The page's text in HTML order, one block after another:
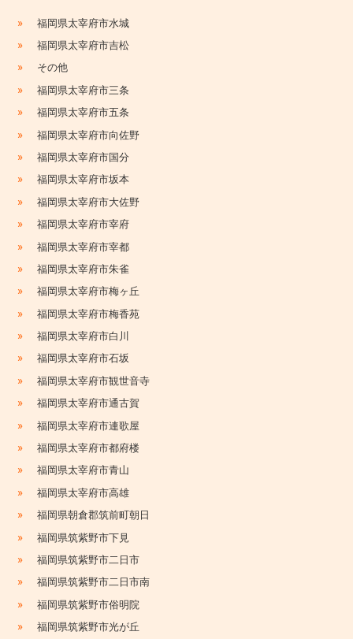
» 福岡県太宰府市水城
» 福岡県太宰府市吉松
» その他
» 福岡県太宰府市三条
» 福岡県太宰府市五条
» 福岡県太宰府市向佐野
» 福岡県太宰府市国分
» 福岡県太宰府市坂本
» 福岡県太宰府市大佐野
» 福岡県太宰府市宰府
» 福岡県太宰府市宰都
» 福岡県太宰府市朱雀
» 福岡県太宰府市梅ヶ丘
» 福岡県太宰府市梅香苑
» 福岡県太宰府市白川
» 福岡県太宰府市石坂
» 福岡県太宰府市観世音寺
» 福岡県太宰府市通古賀
» 福岡県太宰府市連歌屋
» 福岡県太宰府市都府楼
» 福岡県太宰府市青山
» 福岡県太宰府市高雄
» 福岡県朝倉郡筑前町朝日
» 福岡県筑紫野市下見
» 福岡県筑紫野市二日市
» 福岡県筑紫野市二日市南
» 福岡県筑紫野市俗明院
» 福岡県筑紫野市光が丘